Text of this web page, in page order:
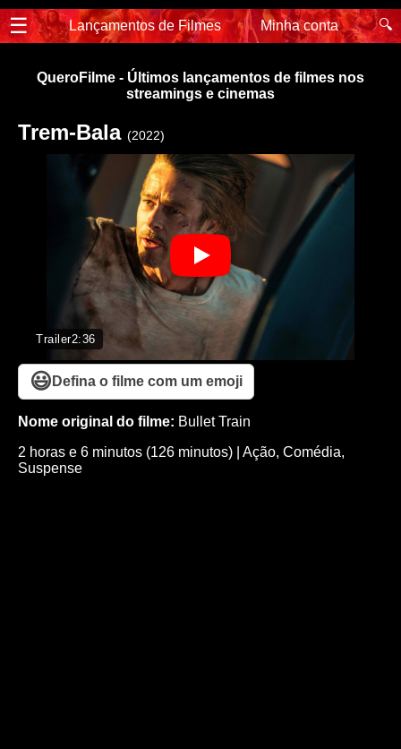
☰ Lançamentos de Filmes Minha conta 🔍
QueroFilme - Últimos lançamentos de filmes nos
streamings e cinemas
Trem-Bala (2022)
Trailer2:36
😃 Defina o filme com um emoji
Nome original do filme: Bullet Train
2 horas e 6 minutos (126 minutos)
Ação, Comédia,
Suspense